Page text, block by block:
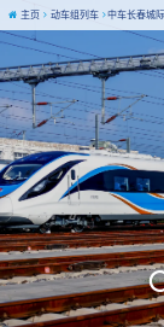
主页 动车组列车 中车长春城